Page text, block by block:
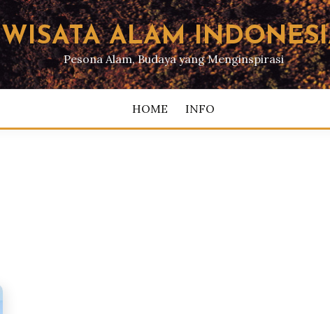
WISATA ALAM
Pesona Alam, Budaya yang Menginspirasi
HOME INFO